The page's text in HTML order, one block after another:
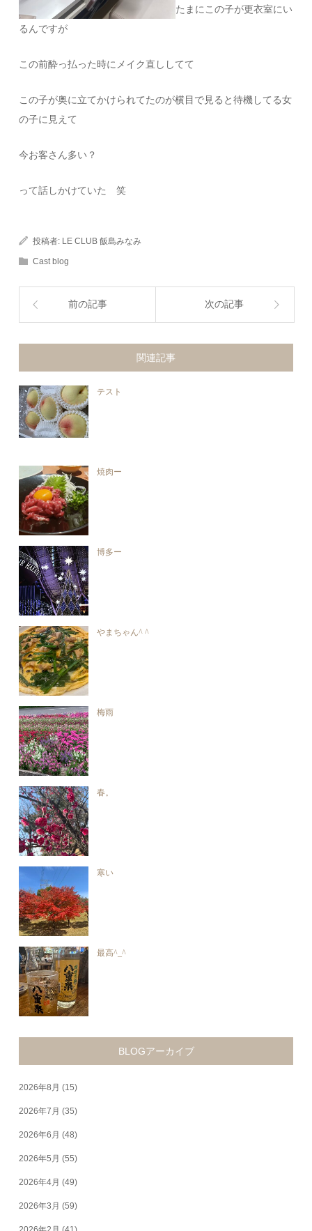
たまにこの子が更衣室にい
るんですが
この前酔っ払った時にメイク直ししてて
この子が奥に立てかけられてたのが横目で見ると待機してる女
の子に見えて
今お客さん多い？
って話しかけていた 笑
投稿者: LE CLUB 飯島みなみ
Cast blog
前の記事 次の記事
関連記事
テスト
焼肉ー
博多ー
やまちゃん^ ^
梅雨
春。
寒い
最高^_^
BLOGアーカイブ
2026年8月 (15)
2026年7月 (35)
2026年6月 (48)
2026年5月 (55)
2026年4月 (49)
2026年3月 (59)